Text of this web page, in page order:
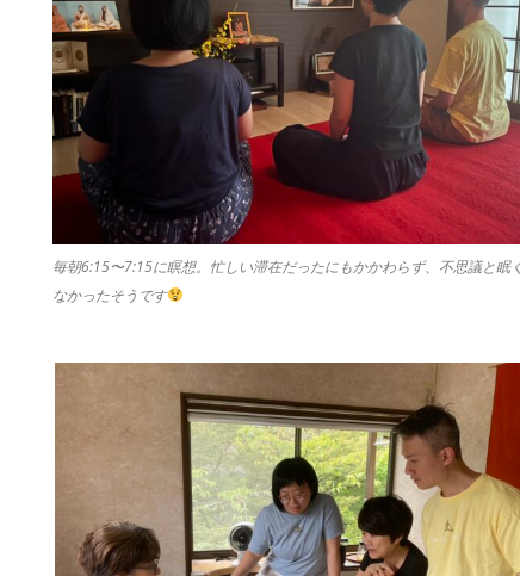
毎朝6:15〜7:15に瞑想。忙しい滞在だったにもかかわらず、不思議と眠
なかったそうです